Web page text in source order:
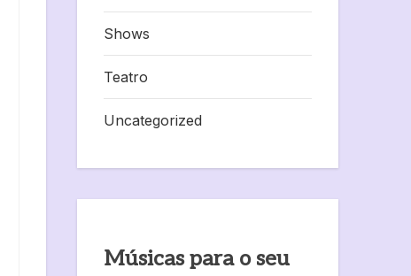
Shows
Teatro
Uncategorized
Músicas para o seu